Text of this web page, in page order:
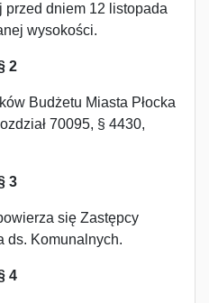
przed dniem 12 listopada
wysokości.
2
Budżetu Miasta Płocka
70095, § 4430,
3
się Zastępcy
ds. Komunalnych.
4